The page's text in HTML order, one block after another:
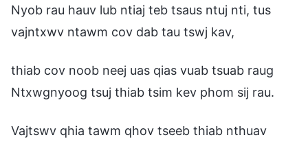
Nyob rau hauv lub ntiaj teb tsaus ntuj nti, tus
vajntxwv ntawm cov dab tau tswj kav,
thiab cov noob neej uas qias vuab tsuab raug
Ntxwgnyoog tsuj thiab tsim kev phom sij rau.
Vajtswv qhia tawm qhov tseeb thiab nthuav